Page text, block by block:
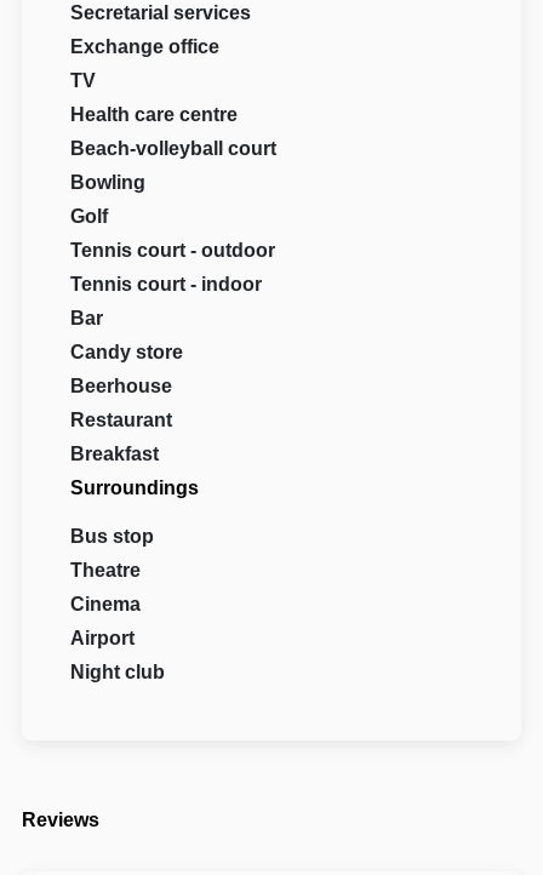
Secretarial services
Exchange office
TV
Health care centre
Beach-volleyball court
Bowling
Golf
Tennis court - outdoor
Tennis court - indoor
Bar
Candy store
Beerhouse
Restaurant
Breakfast
Surroundings
Bus stop
Theatre
Cinema
Airport
Night club
Reviews